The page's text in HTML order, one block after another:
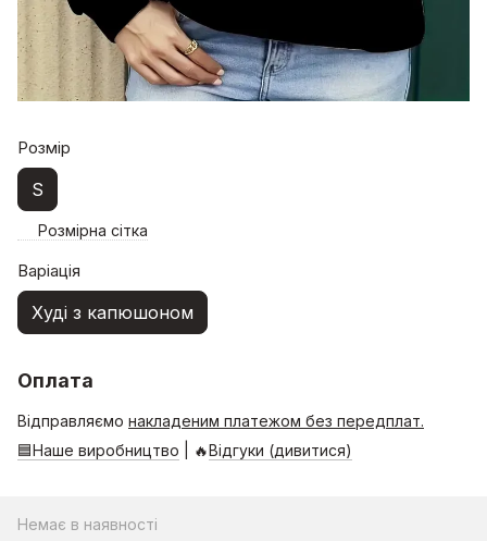
Розмір
S
Розмірна сітка
Варіація
Худі з капюшоном
Оплата
Відправляємо накладеним платежом без передплат.
🟦Наше виробництво | 🔥Відгуки (дивитися)
Немає в наявності